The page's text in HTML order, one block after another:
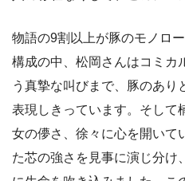
物語の9割以上が豚のモノロ
構成の中、松岡さんはコミカ
う真摯な叫びまで、豚のあ
表現しきっています。そして
女の儚さ、徐々に心を開いて
た芯の強さを見事に演じ分け